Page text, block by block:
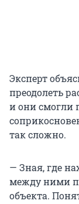
Эксперт
преодолеть
и они смогли
так сложно.
— Зная, где
между ними
объекта.